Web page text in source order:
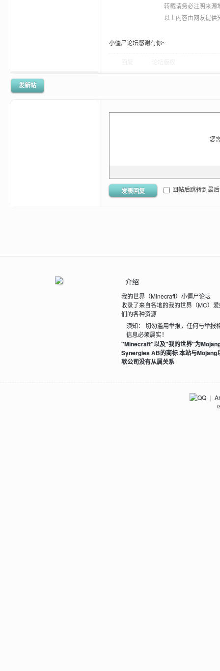
转载请务必注明来源
以上内容由网友提供
小僵尸论坛感谢有你~
发新帖
您
发表回复 回帖后跳转到最
介绍
我的世界（Minecraft）小僵尸论坛
收录了来自各地的我的世界（MC）
们的各种资源
须知： 切勿滥用举报，任何与举报
信息必须属实！
"Minecraft"以及"我的世界"为
Synergies AB的商标 本站与Mojang
软公司没有从属关系